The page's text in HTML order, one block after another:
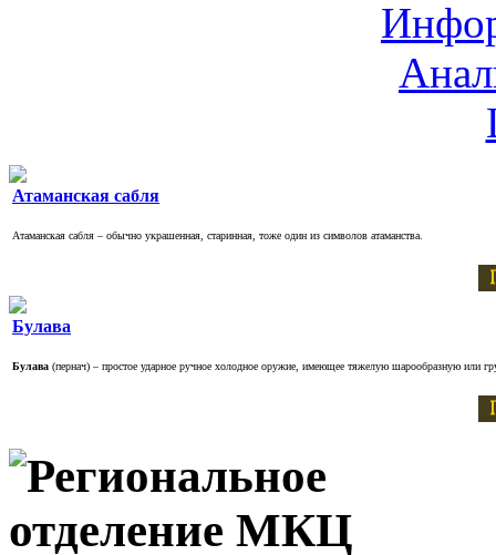
Атаманская сабля
Атаманская сабля – обычно украшенная, старинная, тоже один из символов атаманства.
Булава
Булава (пернач) – простое ударное ручное холодное оружие, имеющее тяжелую шарообразную или